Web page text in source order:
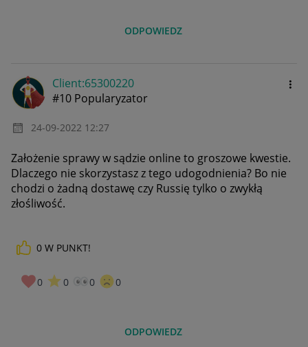
ODPOWIEDZ
Client:65300220
#10 Popularyzator
‎24-09-2022 12:27
Założenie sprawy w sądzie online to groszowe kwestie.
Dlaczego nie skorzystasz z tego udogodnienia? Bo nie
chodzi o żadną dostawę czy Russię tylko o zwykłą
złośliwość.
0 W PUNKT!
0 0 0 0
ODPOWIEDZ